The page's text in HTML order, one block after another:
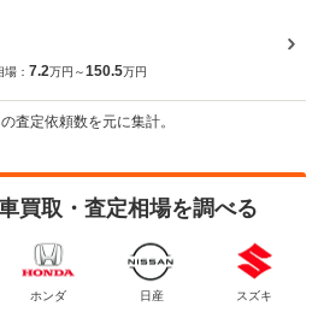
： 7.2万円～150.5万円
査定依頼数を元に集計。
買取・査定相場を調べる
ホンダ 日産 スズキ